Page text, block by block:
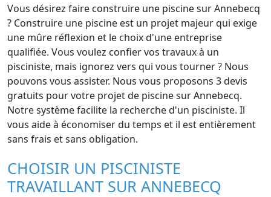
Vous désirez faire construire une piscine sur Annebecq
? Construire une piscine est un projet majeur qui exige
une mûre réflexion et le choix d'une entreprise
qualifiée. Vous voulez confier vos travaux à un
pisciniste, mais ignorez vers qui vous tourner ? Nous
pouvons vous assister. Nous vous proposons 3 devis
gratuits pour votre projet de piscine sur Annebecq.
Notre système facilite la recherche d'un pisciniste. Il
vous aide à économiser du temps et il est entièrement
sans frais et sans obligation.
CHOISIR UN PISCINISTE
TRAVAILLANT SUR ANNEBECQ